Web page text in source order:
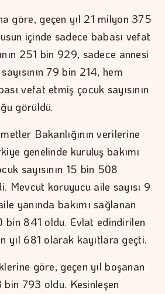
göre, geçen yıl 21 milyon 375
içinde sadece babası vefat
251 bin 929, sadece annesi
79 bin 214, hem
vefat etmiş çocuk sayısının
görüldü.
Bakanlığının verilerine
genelinde kuruluş bakımı
sayısının 15 bin 508
Mevcut koruyucu aile sayısı 9
yanında bakımı sağlanan
bin 841 oldu. Evlat edindirilen
yıl 681 olarak kayıtlara geçti.
göre, geçen yıl boşanan
bin 793 oldu. Kesinleşen